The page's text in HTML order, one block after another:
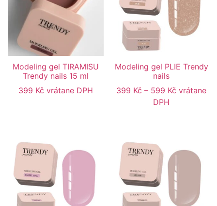
Modeling gel TIRAMISU
Trendy nails 15 ml
399 Kč vrátane DPH
Modeling gel PLIE Trendy
nails
399 Kč – 599 Kč vrátane
DPH